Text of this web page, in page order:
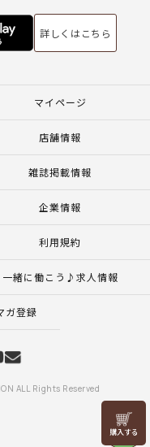
リリヤン
フェア
詳しくはこちら
マイページ
店舗情報
雑誌掲載情報
企業情報
利用規約
一緒に働こう♪求人情報
ガ登録
ALL Rights Reserved